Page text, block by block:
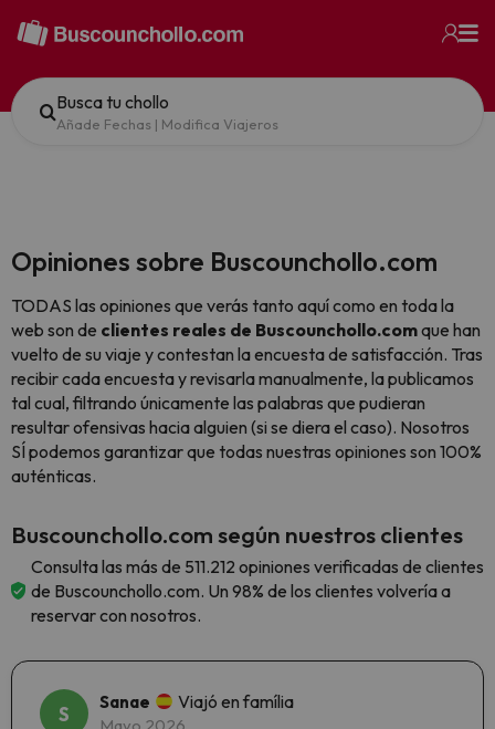
Busca tu chollo
Añade Fechas | Modifica Viajeros
Opiniones sobre Buscounchollo.com
TODAS las opiniones que verás tanto aquí como en toda la
web son de clientes reales de Buscounchollo.comque han
vuelto de su viaje y contestan la encuesta de satisfacción. Tras
recibir cada encuesta y revisarla manualmente, la publicamos
tal cual, filtrando únicamente las palabras que pudieran
resultar ofensivas hacia alguien (si se diera el caso). Nosotros
SÍ podemos garantizar que todas nuestras opiniones son 100%
auténticas.
Buscounchollo.com según nuestros clientes
Consulta las más de 511.212 opiniones verificadas de clientes
de Buscounchollo.com. Un 98% de los clientes volvería a
reservar con nosotros.